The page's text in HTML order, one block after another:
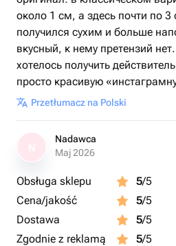
около 1 см, а здесь почти по 3
получился сухим и больше
вкусный, к нему претензий
хотелось получить
просто красивую
Przetłumacz na Polski
Nadawca
Maj 2026
Obsługa sklepu 5/5
Cena/jakość
5/5
Dostawa
5/5
Zgodnie z reklamą
5/5